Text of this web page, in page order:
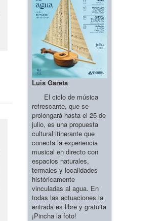
Luis Gareta
El ciclo de música
refrescante, que se
prolongará hasta el 25 de
julio, es una propuesta
cultural itinerante que
conecta la experiencia
musical en directo con
espacios naturales,
termales y localidades
históricamente
vinculadas al agua. En
todas las actuaciones la
entrada es libre y gratuita
¡Pincha la foto!